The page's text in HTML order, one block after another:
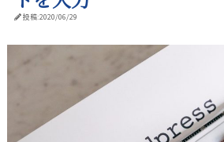
投稿:2020/06/29